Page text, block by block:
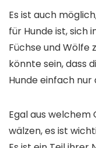
Es ist auch
für Hunde ist, sich
Füchse und Wölfe
könnte sein, dass
Hunde einfach
Egal aus welchem
wälzen, es ist